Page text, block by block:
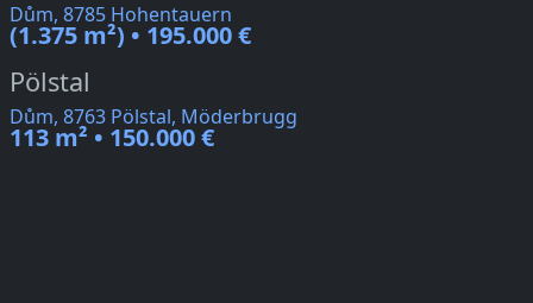
Dům, 8785 Hohentauern
(1.375 m²) • 195.000 €
Pölstal
Dům, 8763 Pölstal, Möderbrugg
113 m² • 150.000 €